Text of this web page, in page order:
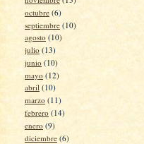
octubre (6)
septiembre (10)
agosto (10)
julio (13)
junio (10)
mayo (12)
abril (10)
marzo (11)
febrero (14)
enero (9)
diciembre (6)